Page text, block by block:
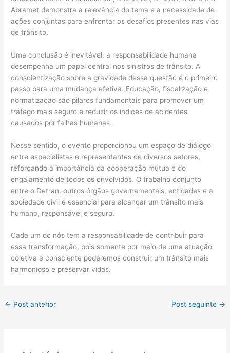
Abramet demonstra a relevância do tema e a necessidade de
ações conjuntas para enfrentar os desafios presentes nas vias
de trânsito.
Uma conclusão é inevitável: a responsabilidade humana
desempenha um papel central nos sinistros de trânsito. A
conscientização sobre a gravidade dessa questão é o primeiro
passo para uma mudança efetiva. Educação, fiscalização e
normatização são pilares fundamentais para promover um
tráfego mais seguro e reduzir os índices de acidentes
causados por falhas humanas.
Nesse sentido, o evento proporcionou um espaço de diálogo
entre especialistas e representantes de diversos setores,
reforçando a importância da cooperação mútua e do
engajamento de todos os envolvidos. O trabalho conjunto
entre o Detran, outros órgãos governamentais, entidades e a
sociedade civil é essencial para alcançar um trânsito mais
humano, responsável e seguro.
Cada um de nós tem a responsabilidade de contribuir para
essa transformação, pois somente por meio de uma atuação
coletiva e consciente poderemos construir um trânsito mais
harmonioso e preservar vidas.
← Post anterior Post seguinte →